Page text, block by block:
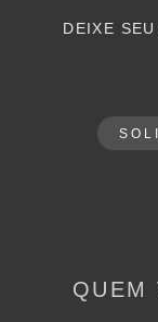
DEIXE
QUEM